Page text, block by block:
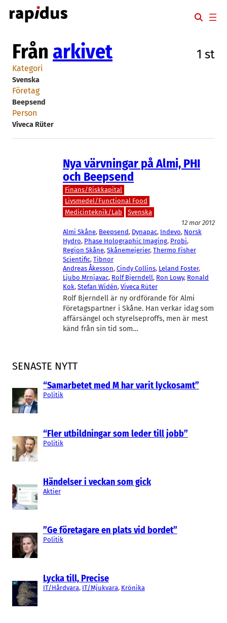
Hoppa
till
SENASTE NYTT
“Samarbetet med M har varit lyckosamt”
Politik
“Fler utbildningar som leder till jobb”
Politik
Händelser i veckan som gick
Aktier
”Ge företagare en plats vid bordet”
Politik
Lycka till, Precise
IT/Hårdvara, IT/Mjukvara, Krönika
Från arkivet 1 st
Kategori
Svenska
Företag
Beepsend
Person
Viveca Rüter
Nya värvningar på Almi, PHI
och Beepsend
Finans/Riskkapital
Livsmedel/Functional Food
Medicinteknik/Lab
Svenska
12 mar 2012
Almi Skåne, Beepsend, Dynapac, Indevo, Norsk
Hydro, Phase Holographic Imaging, Probi
Region Skåne, Skånemejerier, Thermo Fisher
Scientific, Tibnor
Andreas Åkesson, Cindy Collins, Leland Foster
Ljubo Mrnjavac, Rolf Bjerndell, Ron Lowy, Ronald
Kok, Stefan Widén, Viveca Rüter
Rolf Bjerndell är ny ordförande för Almi
Företagspartner i Skåne. Han verkar idag som
affärsängel och styrelseproffs, men är mest
känd från sin tid som…